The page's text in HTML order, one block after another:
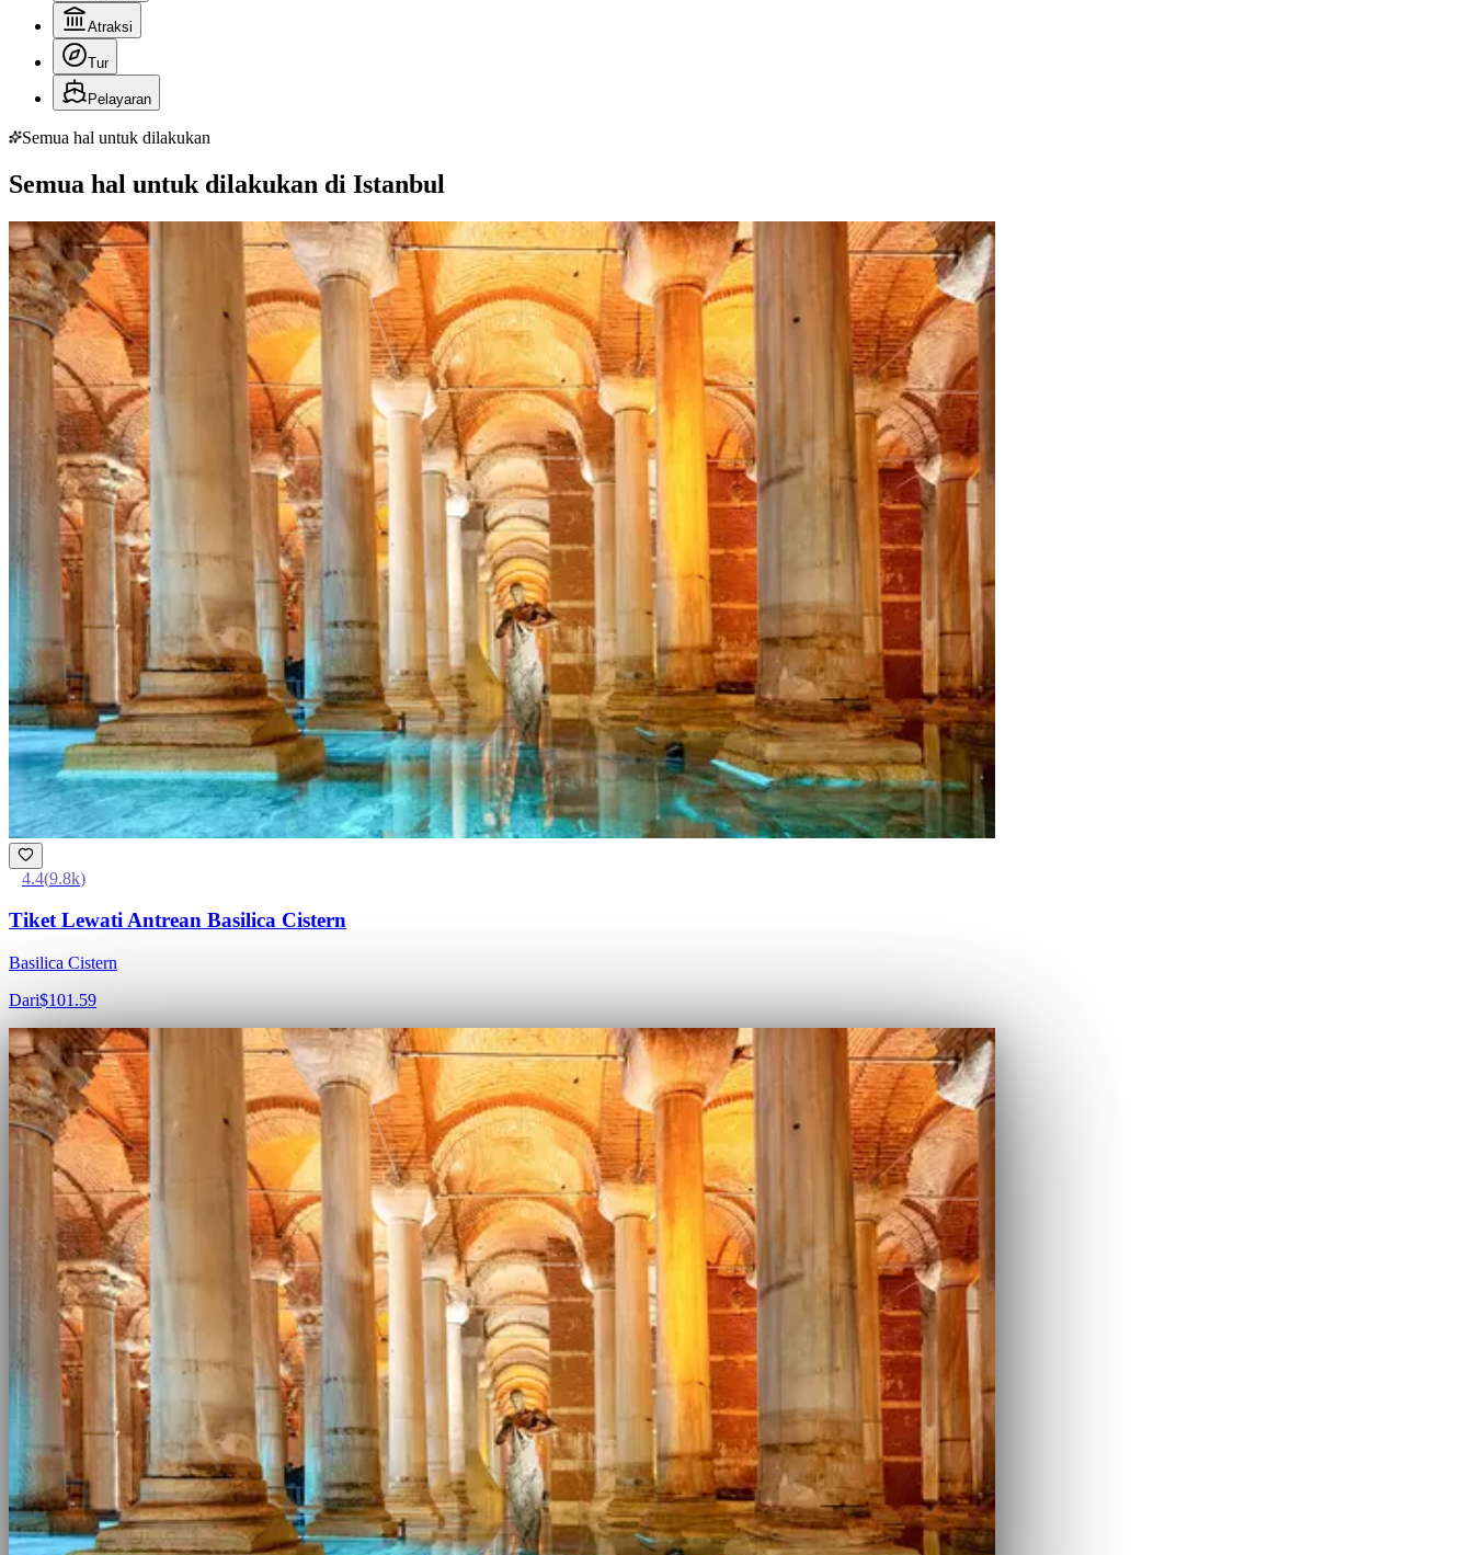
Atraksi
Tur
Pelayaran
Semua hal untuk dilakukan
Semua hal untuk dilakukan di Istanbul
4.4(9.8k)
Tiket Lewati Antrean Basilica Cistern
Basilica Cistern
Dari$101.59